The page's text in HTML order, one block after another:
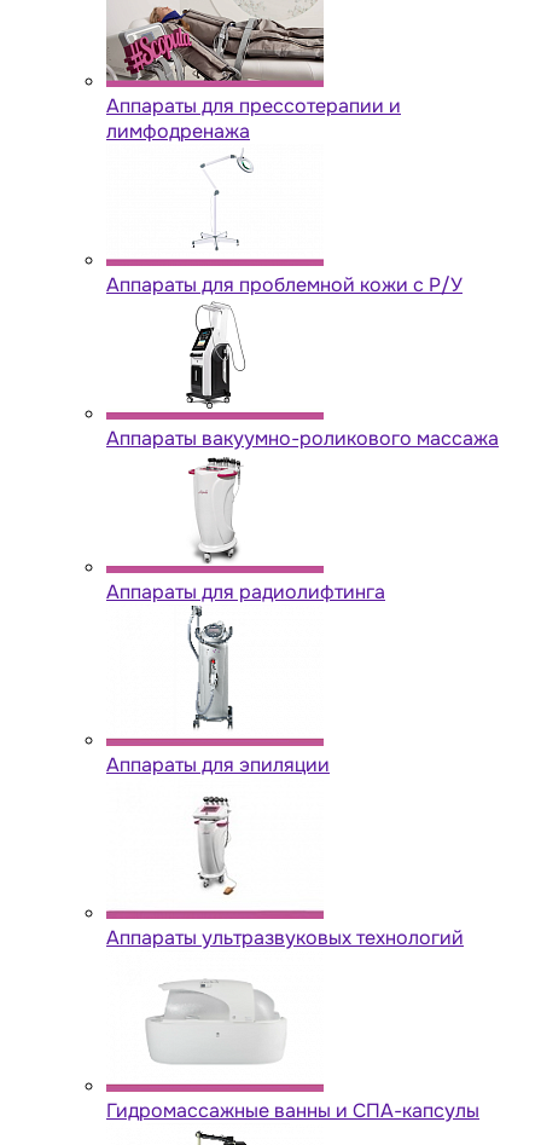
Аппараты для прессотерапии и
лимфодренажа
Аппараты для проблемной кожи с Р/У
Аппараты вакуумно-роликового массажа
Аппараты для радиолифтинга
Аппараты для эпиляции
Аппараты ультразвуковых технологий
Гидромассажные ванны и СПА-капсулы